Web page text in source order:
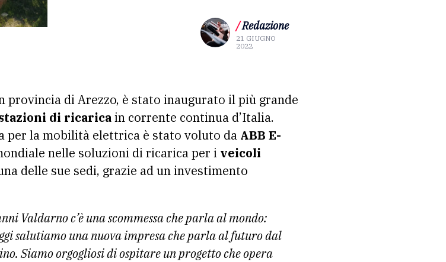
/Redazione
21 GIUGNO
2022
provincia di Arezzo, è stato inaugurato il più grande
di ricaricain corrente continua d’Italia.
per la mobilità elettrica è stato voluto da ABB E-
nelle soluzioni di ricarica per i veicoli
delle sue sedi, grazie ad un investimento
Valdarno c’è una scommessa che parla al mondo:
salutiamo una nuova impresa che parla al futuro dal
Siamo orgogliosi di ospitare un progetto che opera